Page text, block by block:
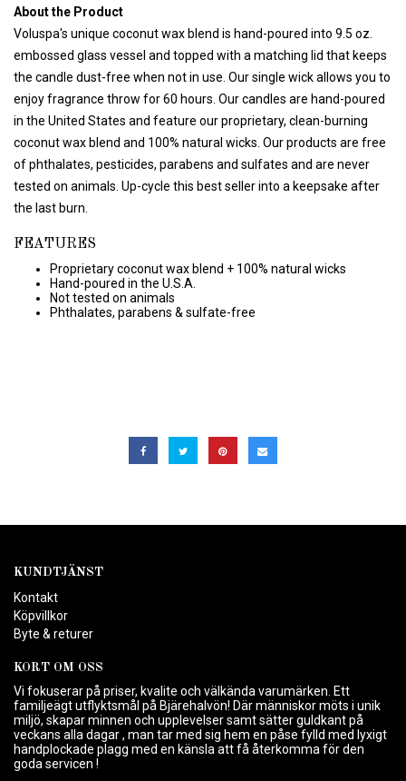
About the Product
Voluspa's unique coconut wax blend is hand-poured into 9.5 oz.
embossed glass vessel and topped with a matching lid that keeps
the candle dust-free when not in use. Our single wick allows you to
enjoy fragrance throw for 60 hours. Our candles are hand-poured
in the United States and feature our proprietary, clean-burning
coconut wax blend and 100% natural wicks. Our products are free
of phthalates, pesticides, parabens and sulfates and are never
tested on animals. Up-cycle this best seller into a keepsake after
the last burn.
FEATURES
Proprietary coconut wax blend + 100% natural wicks
Hand-poured in the U.S.A.
Not tested on animals
Phthalates, parabens & sulfate-free
KUNDTJÄNST
Kontakt
Köpvillkor
Byte & returer
KORT OM OSS
Vi fokuserar på priser, kvalite och välkända varumärken. Ett
familjeägt utflyktsmål på Bjärehalvön! Där människor möts i unik
miljö, skapar minnen och upplevelser samt sätter guldkant på
veckans alla dagar , man tar med sig hem en påse fylld med lyxigt
handplockade plagg med en känsla att få återkomma för den
goda servicen !